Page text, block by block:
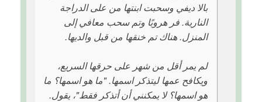
بالا ديفي وسحبت ابنتها من على الدراجة
النارية. فر هروبًا وتم سحب معافي إلى
المنزل. هناك تم خنقها من قبل والديها.
لم يمر أقل من شهر على حرقها السريع،
ويكافح عمها ليتذكر اسمها. "ما هو اسمها؟ ما
هو اسمها؟ لا يمكنني أن أتذكر فقط"، يقول.